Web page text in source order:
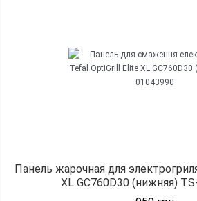
Панель жарочная для
XL GC760D30 (нижняя)